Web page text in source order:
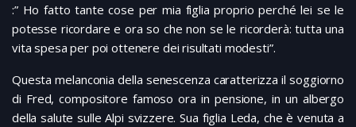
:” Ho fatto tante cose per mia figlia proprio perché lei se le
potesse ricordare e ora so che non se le ricorderà: tutta una
vita spesa per poi ottenere dei risultati modesti”.
Questa melanconia della senescenza caratterizza il soggiorno
di Fred, compositore famoso ora in pensione, in un albergo
della salute sulle Alpi svizzere. Sua figlia Leda, che è venuta a